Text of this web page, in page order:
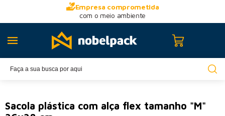
Empresa comprometida
com o meio ambiente
Sacola plástica com alça flex tamanho "M"